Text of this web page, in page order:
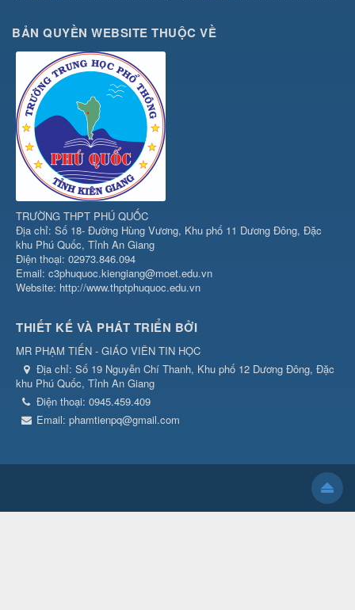
BẢN QUYỀN WEBSITE THUỘC VỀ
TRƯỜNG THPT PHÚ QUỐC
Địa chỉ: Số 18- Đường Hùng Vương, Khu phố 11 Dương Đông, Đặc
khu Phú Quốc, Tỉnh An Giang
Điện thoại: 02973.846.094
Email: c3phuquoc.kiengiang@moet.edu.vn
Website: http://www.thptphuquoc.edu.vn
THIẾT KẾ VÀ PHÁT TRIỂN BỞI
MR PHẠM TIẾN - GIÁO VIÊN TIN HỌC
Địa chỉ: Số 19 Nguyễn Chí Thanh, Khu phố 12 Dương Đông, Đặc
khu Phú Quốc, Tỉnh An Giang
Điện thoại: 0945.459.409
Email: phamtienpq@gmail.com